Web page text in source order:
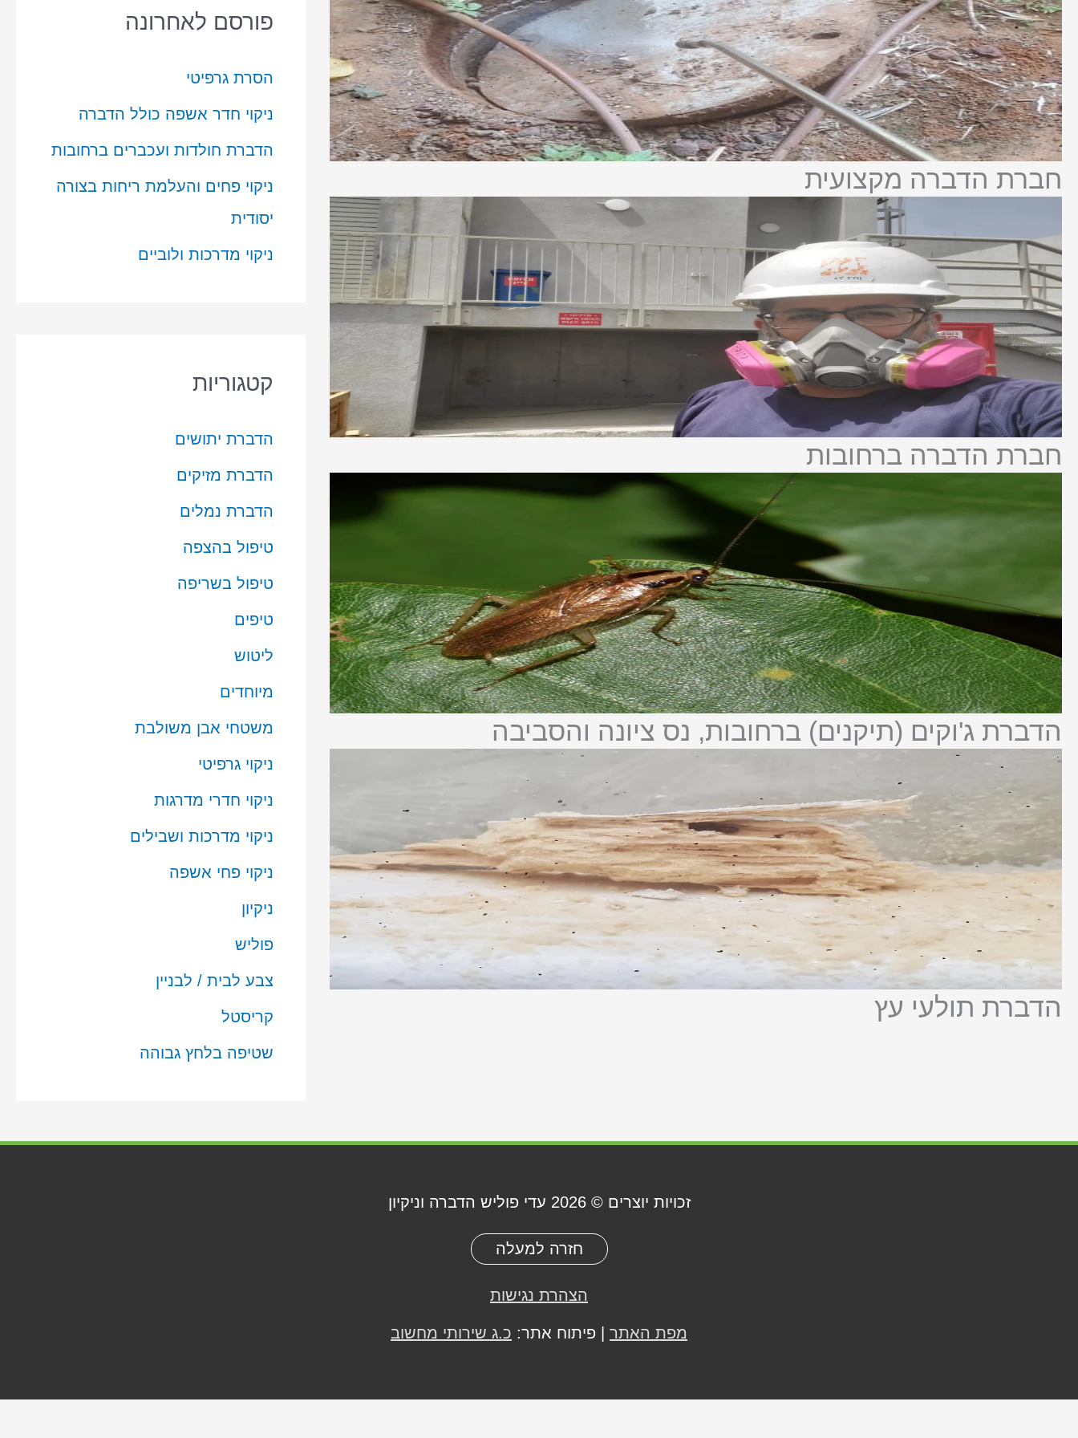
חברת הדברה מקצועית
חברת הדברה ברחובות
הדברת ג'וקים (תיקנים) ברחובות, נס ציונה והסביבה
הדברת תולעי עץ
פורסם לאחרונה
הסרת גרפיטי
ניקוי חדר אשפה כולל הדברה
הדברת חולדות ועכברים ברחובות
ניקוי פחים והעלמת ריחות בצורה
יסודית
ניקוי מדרכות ולוביים
קטגוריות
הדברת יתושים
הדברת מזיקים
הדברת נמלים
טיפול בהצפה
טיפול בשריפה
טיפים
ליטוש
מיוחדים
משטחי אבן משולבת
ניקוי גרפיטי
ניקוי חדרי מדרגות
ניקוי מדרכות ושבילים
ניקוי פחי אשפה
ניקיון
פוליש
צבע לבית / לבניין
קריסטל
שטיפה בלחץ גבוהה
זכויות יוצרים © 2026 עדי פוליש הדברה וניקיון
חזרה למעלה
הצהרת נגישות
מפת האתר | פיתוח אתר: כ.ג שירותי מחשוב